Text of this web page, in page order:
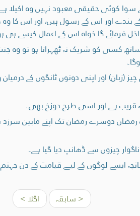
کوئی حقیقی معبود نہیں وہ
اور اس کے رسول ہیں، اور اس کا وہ
فرمائے گا خواہ اس کے اعمال کیسے ہی
کسی کو شریک نہ ٹھہراتا ہو تو وہ
(زبان) اور اپنی دونوں ٹانگوں کے
قریب ہے اور اسی طرح دوزخ بھی۔
دوسرے رمضان تک اپنے مابین سرزد
چیزوں سے ڈھانپ دیا گیا ہے۔
ایسے لوگوں کے لیے قیامت کے دن
< سابقہ اگلا >